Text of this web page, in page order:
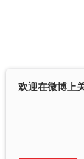
欢迎在微博上